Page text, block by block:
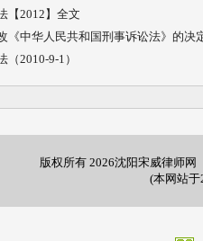
【2012】全文
《中华人民共和国刑事诉讼法》的决
2010-9-1）
版权所有 2026沈阳宋威律师
(本网站